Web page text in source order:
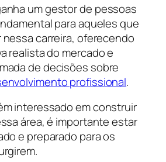
um gestor de pessoas
para aqueles que
carreira, oferecendo
realista do mercado e
de decisões sobre
profissional.
interessado em construir
área, é importante estar
e preparado para os